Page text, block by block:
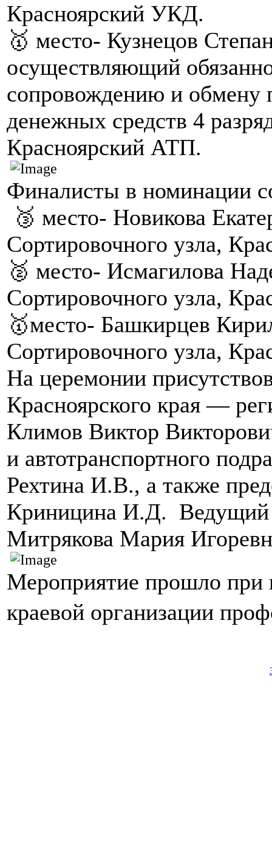
Красноярский УКД.
🥇 место- Кузнецов
осуществляющий
сопровождению и обмену
денежных средств 4
Красноярский АТП.
Финалисты в номинации
🥉 место- Новикова
Сортировочного узла,
🥈 место- Исмагилова
Сортировочного узла,
🥇место- Башкирцев
Сортировочного узла,
На церемонии
Красноярского края —
Климов Виктор
и автотранспортного
Рехтина И.В., а также
Криницина И.Д. Ведущий
Митрякова Мария
Мероприятие прошло при
краевой организации